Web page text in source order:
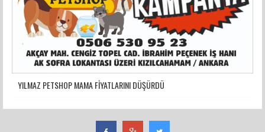
YILMAZ PETSHOP MAMA FİYATLARINI DÜŞÜRDÜ